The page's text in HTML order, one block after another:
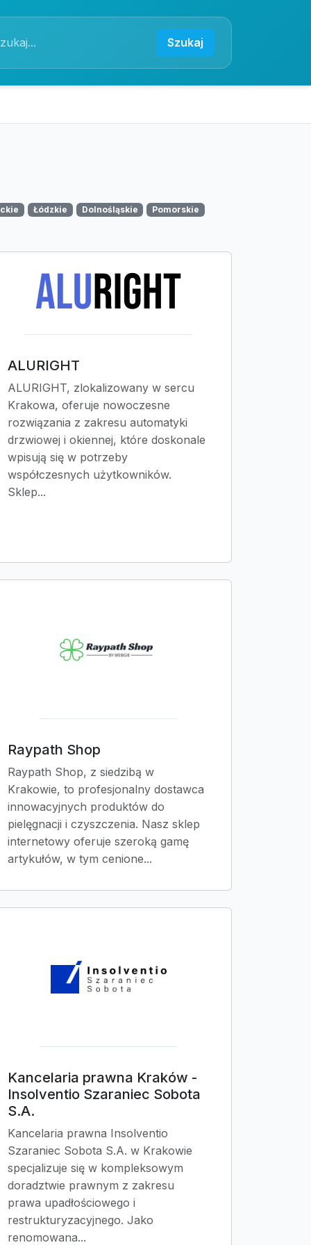
Szukaj
Łódzkie Dolnośląskie Pomorskie
ALURIGHT
ALURIGHT, zlokalizowany w sercu
Krakowa, oferuje nowoczesne
rozwiązania z zakresu automatyki
drzwiowej i okiennej, które doskonale
wpisują się w potrzeby
współczesnych użytkowników.
Sklep...
Raypath Shop
Raypath Shop, z siedzibą w
Krakowie, to profesjonalny dostawca
innowacyjnych produktów do
pielęgnacji i czyszczenia. Nasz sklep
internetowy oferuje szeroką gamę
artykułów, w tym cenione...
Kancelaria prawna Kraków -
Insolventio Szaraniec Sobota
S.A.
Kancelaria prawna Insolventio
Szaraniec Sobota S.A. w Krakowie
specjalizuje się w kompleksowym
doradztwie prawnym z zakresu
prawa upadłościowego i
restrukturyzacyjnego. Jako
renomowana...